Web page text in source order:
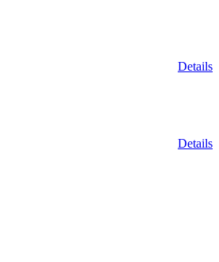
Details
Details